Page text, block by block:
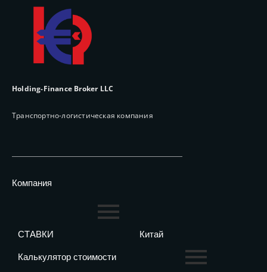
Holding-Finance Broker LLC
Транспортно-логистическая компания
Компания
СТАВКИ
Калькулятор стоимости
Китай